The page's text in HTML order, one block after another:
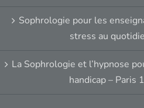
Sophrologie pour les
stress au
La Sophrologie et l’hypnose
handicap – Paris